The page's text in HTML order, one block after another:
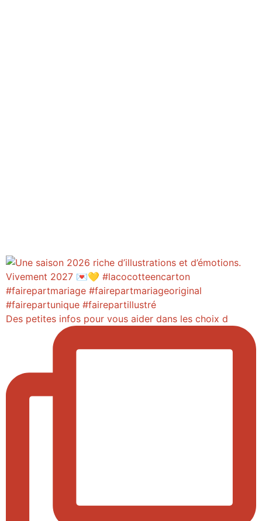
Des petites infos pour vous aider dans les choix d